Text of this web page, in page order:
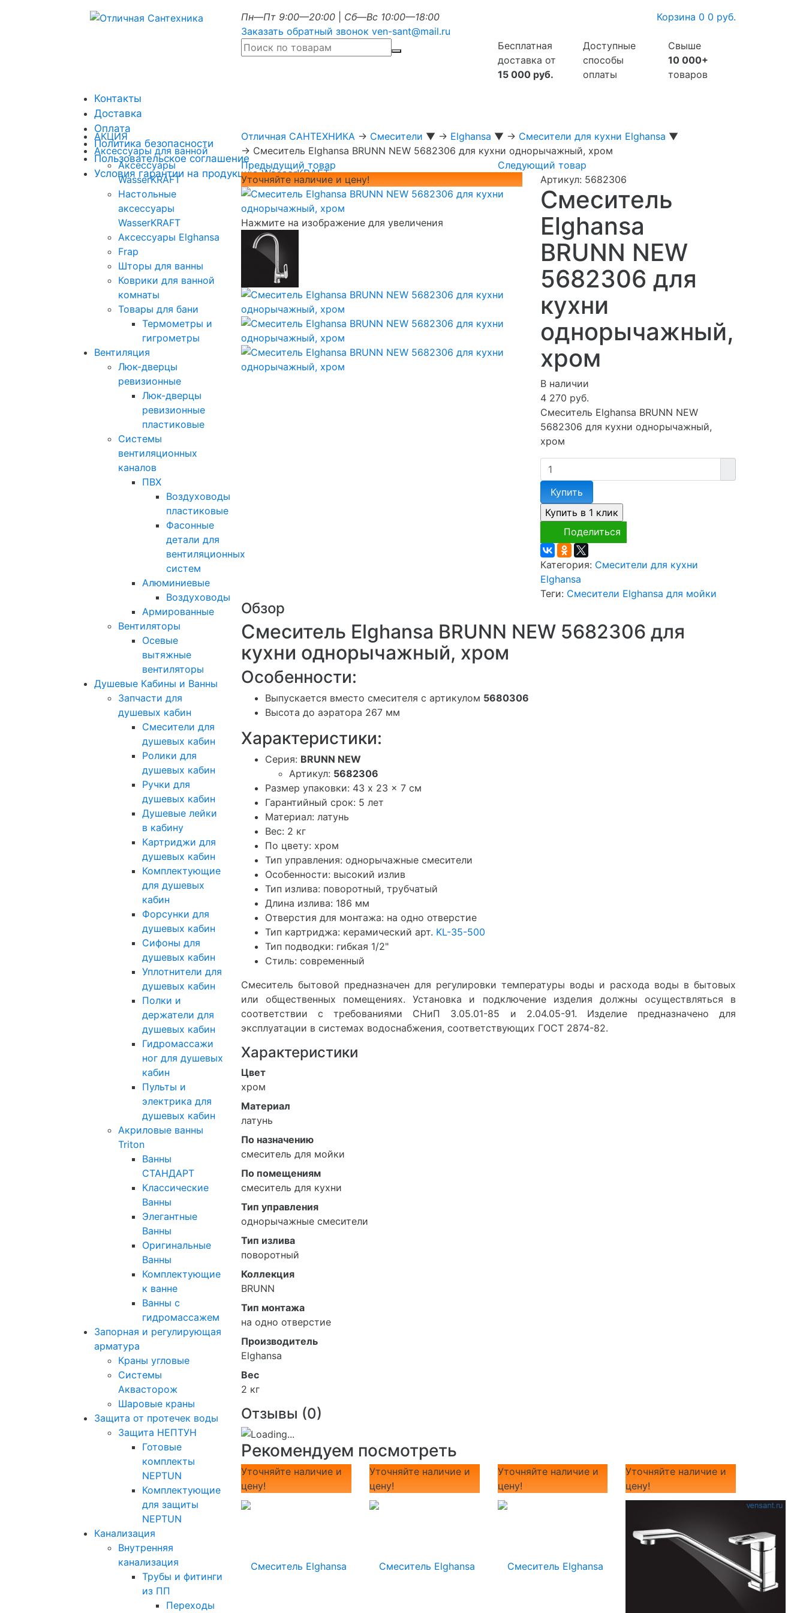
Пн—Пт 9:00—20:00
Сб—Вс 10:00—18:00
Заказать обратный звонок ven-sant@mail.ru
Корзина 0 0 руб.
Бесплатная
доставка от
15 000 руб.
Доступные
способы
оплаты
Свыше
10 000+
товаров
Контакты
Доставка
Оплата
Политика безопасности
Пользовательское соглашение
Условия гарантии на продукцию WasserKRAFT
АКЦИЯ
Аксессуары для ванной
Аксессуары
WasserKRAFT
Настольные
аксессуары
WasserKRAFT
Аксессуары Elghansa
Frap
Шторы для ванны
Коврики для ванной
комнаты
Товары для бани
Термометры и
гигрометры
Вентиляция
Люк-дверцы
ревизионные
Люк-дверцы
ревизионные
пластиковые
Системы
вентиляционных
каналов
ПВХ
Воздуховоды
пластиковые
Фасонные
детали для
вентиляционных
систем
Алюминиевые
Воздуховоды
Армированные
Вентиляторы
Осевые
вытяжные
вентиляторы
Душевые Кабины и Ванны
Запчасти для
душевых кабин
Смесители для
душевых кабин
Ролики для
душевых кабин
Ручки для
душевых кабин
Душевые лейки
в кабину
Картриджи для
душевых кабин
Комплектующие
для душевых
кабин
Форсунки для
душевых кабин
Сифоны для
душевых кабин
Уплотнители для
душевых кабин
Полки и
держатели для
душевых кабин
Гидромассажи
ног для душевых
кабин
Пульты и
электрика для
душевых кабин
Акриловые ванны
Triton
Ванны
СТАНДАРТ
Классические
Ванны
Элегантные
Ванны
Оригинальные
Ванны
Комплектующие
к ванне
Ванны с
гидромассажем
Запорная и регулирующая
арматура
Краны угловые
Системы
Аквасторож
Шаровые краны
Защита от протечек воды
Защита НЕПТУН
Готовые
комплекты
NEPTUN
Комплектующие
для защиты
NEPTUN
Канализация
Внутренняя
канализация
Трубы и фитинги
из ПП
Переходы
Отличная САНТЕХНИКА → Смесители ▼ → Elghansa ▼ → Смесители для кухни Elghansa ▼
→ Смеситель Elghansa BRUNN NEW 5682306 для кухни однорычажный, хром
Предыдущий товар
Следующий товар
Уточняйте наличие и цену!
Нажмите на изображение для увеличения
Артикул: 5682306
Смеситель
Elghansa
BRUNN NEW
5682306 для
кухни
однорычажный,
хром
В наличии
4 270 руб.
Смеситель Elghansa BRUNN NEW
5682306 для кухни однорычажный,
хром
Купить
Поделиться
Категория: Смесители для кухни
Elghansa
Теги: Смесители Elghansa для мойки
Обзор
Смеситель Elghansa BRUNN NEW 5682306 для
кухни однорычажный, хром
Особенности:
Выпускается вместо смесителя с артикулом 5680306
Высота до аэратора 267 мм
Характеристики:
Серия: BRUNN NEW
Артикул: 5682306
Размер упаковки: 43 x 23 x 7 см
Гарантийный срок: 5 лет
Материал: латунь
Вес: 2 кг
По цвету: хром
Тип управления: однорычажные смесители
Особенности: высокий излив
Тип излива: поворотный, трубчатый
Длина излива: 186 мм
Отверстия для монтажа: на одно отверстие
Тип картриджа: керамический арт. KL-35-500
Тип подводки: гибкая 1/2"
Стиль: современный
Смеситель бытовой предназначен для регулировки температуры воды и расхода воды в бытовых
или общественных помещениях. Установка и подключение изделия должны осуществляться в
соответствии с требованиями СНиП 3.05.01-85 и 2.04.05-91. Изделие предназначено для
эксплуатации в системах водоснабжения, соответствующих ГОСТ 2874-82.
Характеристики
Цвет
хром
Материал
латунь
По назначению
смеситель для мойки
По помещениям
смеситель для кухни
Тип управления
однорычажные смесители
Тип излива
поворотный
Коллекция
BRUNN
Тип монтажа
на одно отверстие
Производитель
Elghansa
Вес
2 кг
Отзывы (0)
Рекомендуем посмотреть
Уточняйте наличие и
цену!
Уточняйте наличие и
цену!
Уточняйте наличие и
цену!
Уточняйте наличие и
цену!